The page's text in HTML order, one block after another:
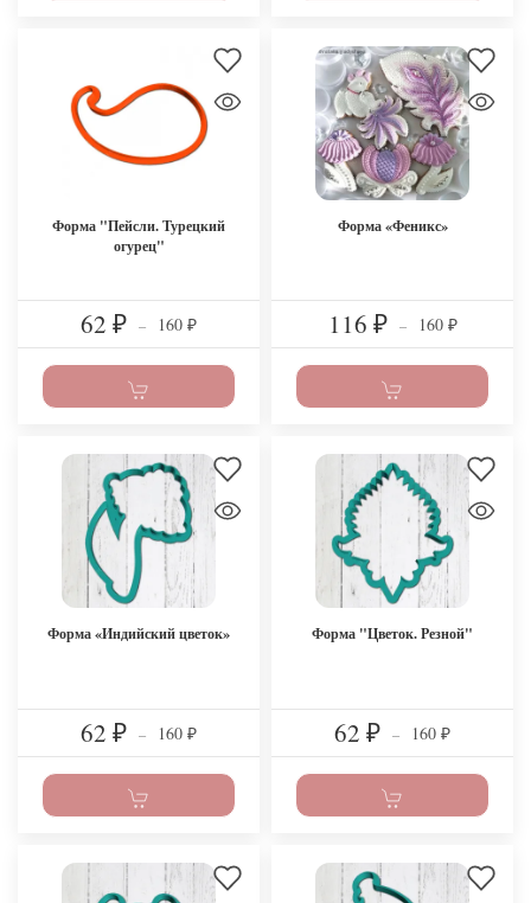
Форма "Пейсли. Турецкий
огурец"
62 ₽ – 160 ₽
Форма «Феникс»
116 ₽ – 160 ₽
Форма «Индийский цветок»
62 ₽ – 160 ₽
Форма "Цветок. Резной"
62 ₽ – 160 ₽